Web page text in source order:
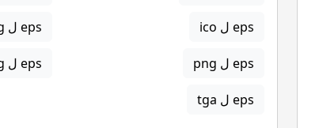
eps ل ico eps ل jpg
eps ل png eps ل svg
eps ل tga